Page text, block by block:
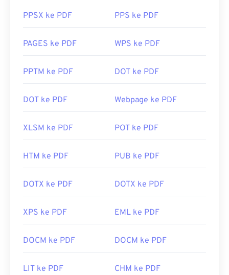
PPSX ke PDF PPS ke PDF
PAGES ke PDF WPS ke PDF
PPTM ke PDF DOT ke PDF
DOT ke PDF Webpage ke PDF
XLSM ke PDF POT ke PDF
HTM ke PDF PUB ke PDF
DOTX ke PDF DOTX ke PDF
XPS ke PDF EML ke PDF
DOCM ke PDF DOCM ke PDF
LIT ke PDF CHM ke PDF